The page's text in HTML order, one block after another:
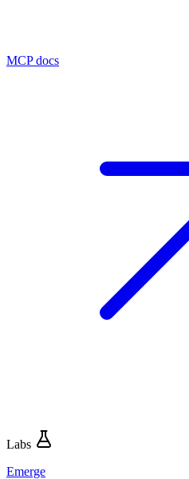
MCP docs
Labs
Emerge